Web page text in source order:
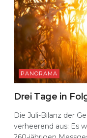
PANORAMA
Drei Tage in
Die Juli-Bilanz der
verheerend aus: Es